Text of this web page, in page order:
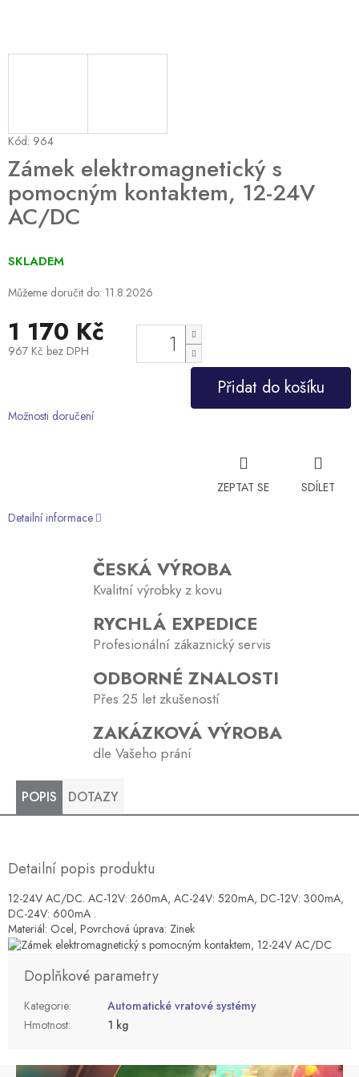
Zámek elektromagnetický s
pomocným kontaktem, 12-24V
AC/DC
Kód: 964
SKLADEM
Můžeme doručit do: 11.8.2026
1 170 Kč
967 Kč bez DPH
Přidat do košíku
Možnosti doručení
ZEPTAT SE
SDÍLET
Detailní informace
ČESKÁ VÝROBA
Kvalitní výrobky z kovu
RYCHLÁ EXPEDICE
Profesionální zákaznický servis
ODBORNÉ ZNALOSTI
Přes 25 let zkušeností
ZAKÁZKOVÁ VÝROBA
dle Vašeho prání
POPIS DOTAZY
Detailní popis produktu
12-24V AC/DC. AC-12V: 260mA, AC-24V: 520mA, DC-12V: 300mA,
DC-24V: 600mA .
Materiál: Ocel, Povrchová úprava: Zinek
Doplňkové parametry
Kategorie:
Automatické vratové systémy
Hmotnost: 1 kg